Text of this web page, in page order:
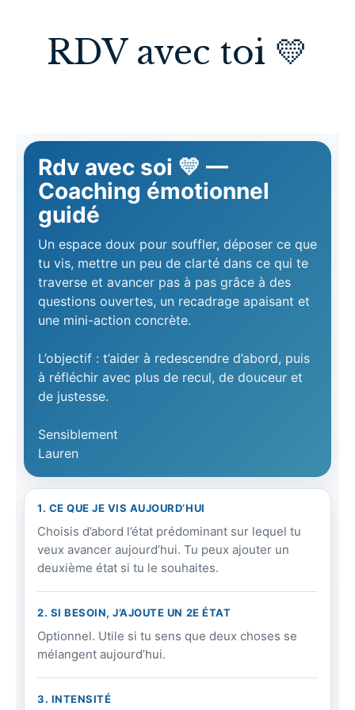
RDV avec toi 💛
Rdv avec soi 💛 —
Coaching émotionnel
guidé
Un espace doux pour souffler, déposer ce que
tu vis, mettre un peu de clarté dans ce qui te
traverse et avancer pas à pas grâce à des
questions ouvertes, un recadrage apaisant et
une mini-action concrète.
L’objectif : t’aider à redescendre d’abord, puis
à réfléchir avec plus de recul, de douceur et
de justesse.
Sensiblement
Lauren
1. CE QUE JE VIS AUJOURD’HUI
Choisis d’abord l’état prédominant sur lequel tu
veux avancer aujourd’hui. Tu peux ajouter un
deuxième état si tu le souhaites.
2. SI BESOIN, J’AJOUTE UN 2E ÉTAT
Optionnel. Utile si tu sens que deux choses se
mélangent aujourd’hui.
3. INTENSITÉ